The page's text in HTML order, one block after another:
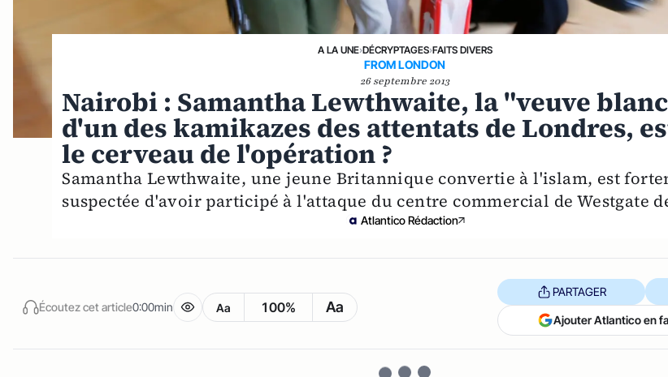
A LA UNE›DÉCRYPTAGES›FAITS DIVERS
FROM LONDON
26 septembre 2013
Nairobi : Samantha Lewthwaite, la "veuve
d'un des kamikazes des attentats de Londres,
le cerveau de l'opération ?
Samantha Lewthwaite, une jeune Britannique convertie à l'islam, est
suspectée d'avoir participé à l'attaque du centre commercial de Westgate
Atlantico Rédaction
Écoutez cet article0:00min Aa 100% Aa
PARTAGER
Ajouter Atlantico en